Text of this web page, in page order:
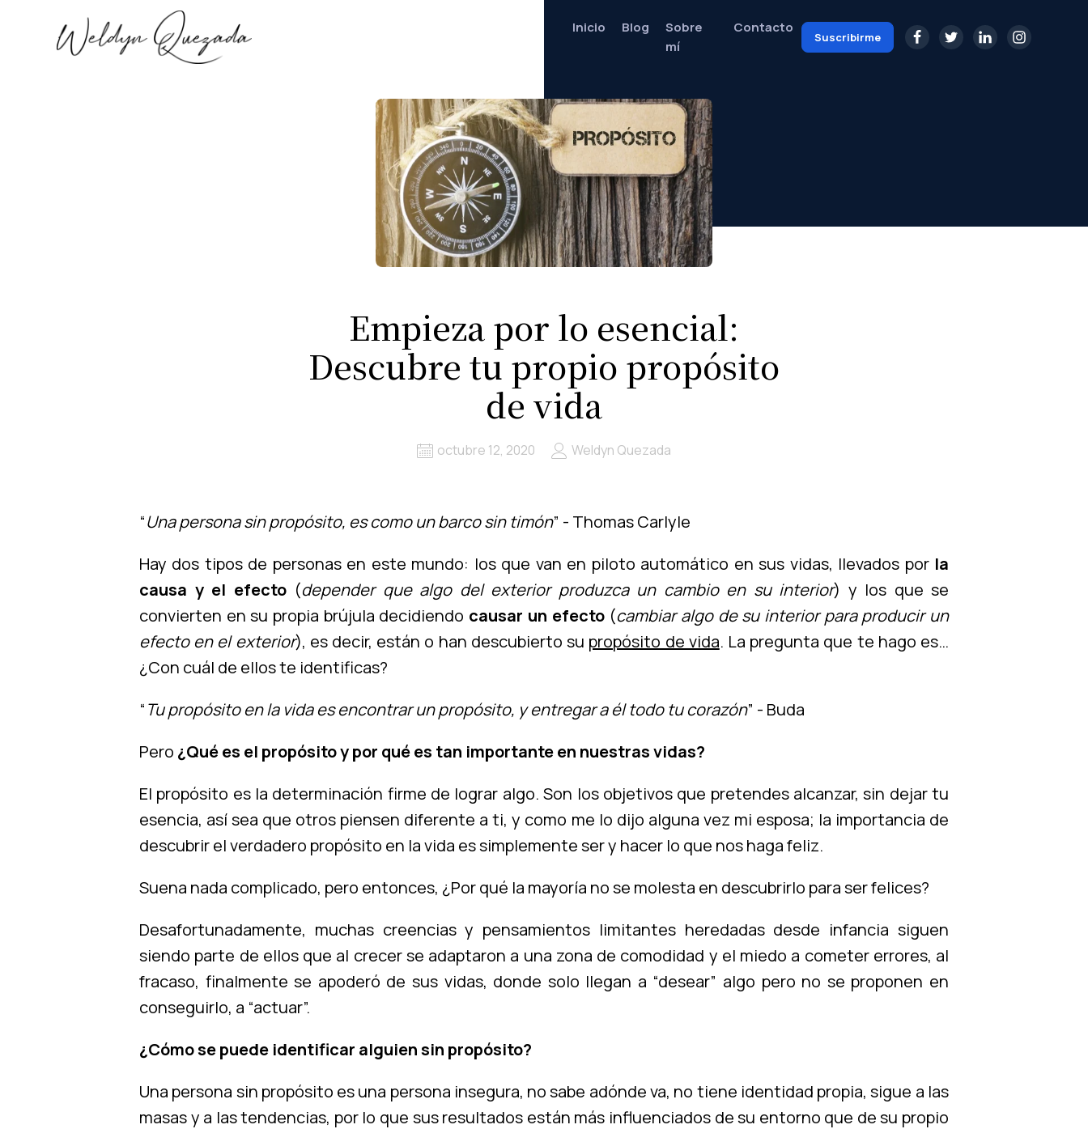
Inicio Blog
Sobre
mí
Contacto
Suscribirme
Empieza por lo esencial:
Descubre tu propio propósito
de vida
octubre 12, 2020 Weldyn Quezada
“Una persona sin propósito, es como un barco sin timón” - Thomas Carlyle
Hay dos tipos de personas en este mundo: los que van en piloto automático en sus vidas, llevados por la
causa y el efecto (depender que algo del exterior produzca un cambio en su interior) y los que se
convierten en su propia brújula decidiendo causar un efecto(cambiar algo de su interior para producir un
efecto en el exterior), es decir, están o han descubierto su propósito de vida. La pregunta que te hago es…
¿Con cuál de ellos te identificas?
“Tu propósito en la vida es encontrar un propósito, y entregar a él todo tu corazón” - Buda
Pero ¿Qué es el propósito y por qué es tan importante en nuestras vidas?
El propósito es la determinación firme de lograr algo. Son los objetivos que pretendes alcanzar, sin dejar tu
esencia, así sea que otros piensen diferente a ti, y como me lo dijo alguna vez mi esposa; la importancia de
descubrir el verdadero propósito en la vida es simplemente ser y hacer lo que nos haga feliz.
Suena nada complicado, pero entonces, ¿Por qué la mayoría no se molesta en descubrirlo para ser felices?
Desafortunadamente, muchas creencias y pensamientos limitantes heredadas desde infancia siguen
siendo parte de ellos que al crecer se adaptaron a una zona de comodidad y el miedo a cometer errores, al
fracaso, finalmente se apoderó de sus vidas, donde solo llegan a “desear” algo pero no se proponen en
conseguirlo, a “actuar”.
¿Cómo se puede identificar alguien sin propósito?
Una persona sin propósito es una persona insegura, no sabe adónde va, no tiene identidad propia, sigue a las
masas y a las tendencias, por lo que sus resultados están más influenciados de su entorno que de su propio